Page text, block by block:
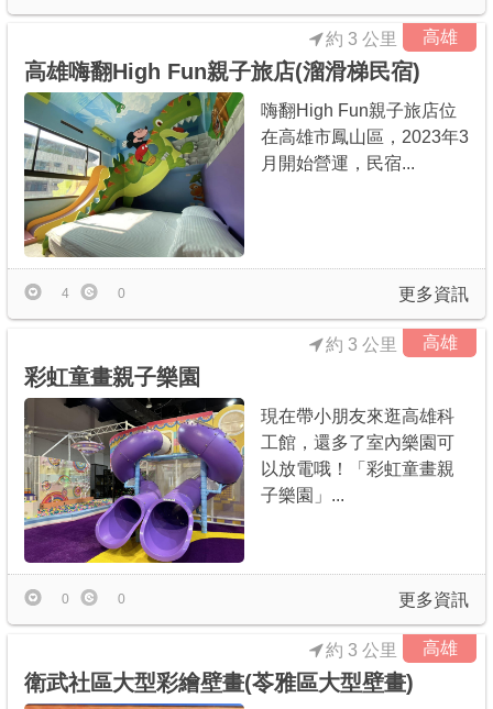
高雄
高雄嗨翻High Fun親子旅店(溜滑梯民宿)
約 3 公里
嗨翻High Fun親子旅店位
在高雄市鳳山區，2023年3
月開始營運，民宿...
更多資訊
4 0
高雄
彩虹童畫親子樂園
約 3 公里
現在帶小朋友來逛高雄科
工館，還多了室內樂園可
以放電哦！「彩虹童畫親
子樂園」...
更多資訊
0 0
高雄
衛武社區大型彩繪壁畫(苓雅區大型壁畫)
約 3 公里